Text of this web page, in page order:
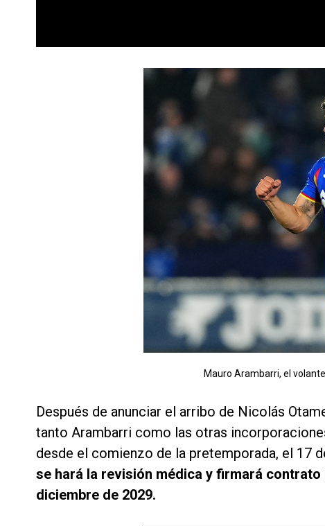
Mauro Arambarri, el
Después de anunciar el arribo de Nicolás
tanto Arambarri como las otras
desde el comienzo de la pretemporada, el 17
se hará la revisión médica y firmará
diciembre de 2029.